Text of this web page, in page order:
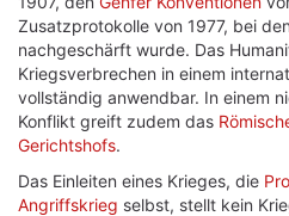
Zusatzprotokolle von 1977, bei
nachgeschärft wurde. Das
Kriegsverbrechen in einem
vollständig anwendbar. In einem
Konflikt greift zudem das
Gerichtshofs.
Das Einleiten eines Krieges, die
Angriffskrieg selbst, stellt kein